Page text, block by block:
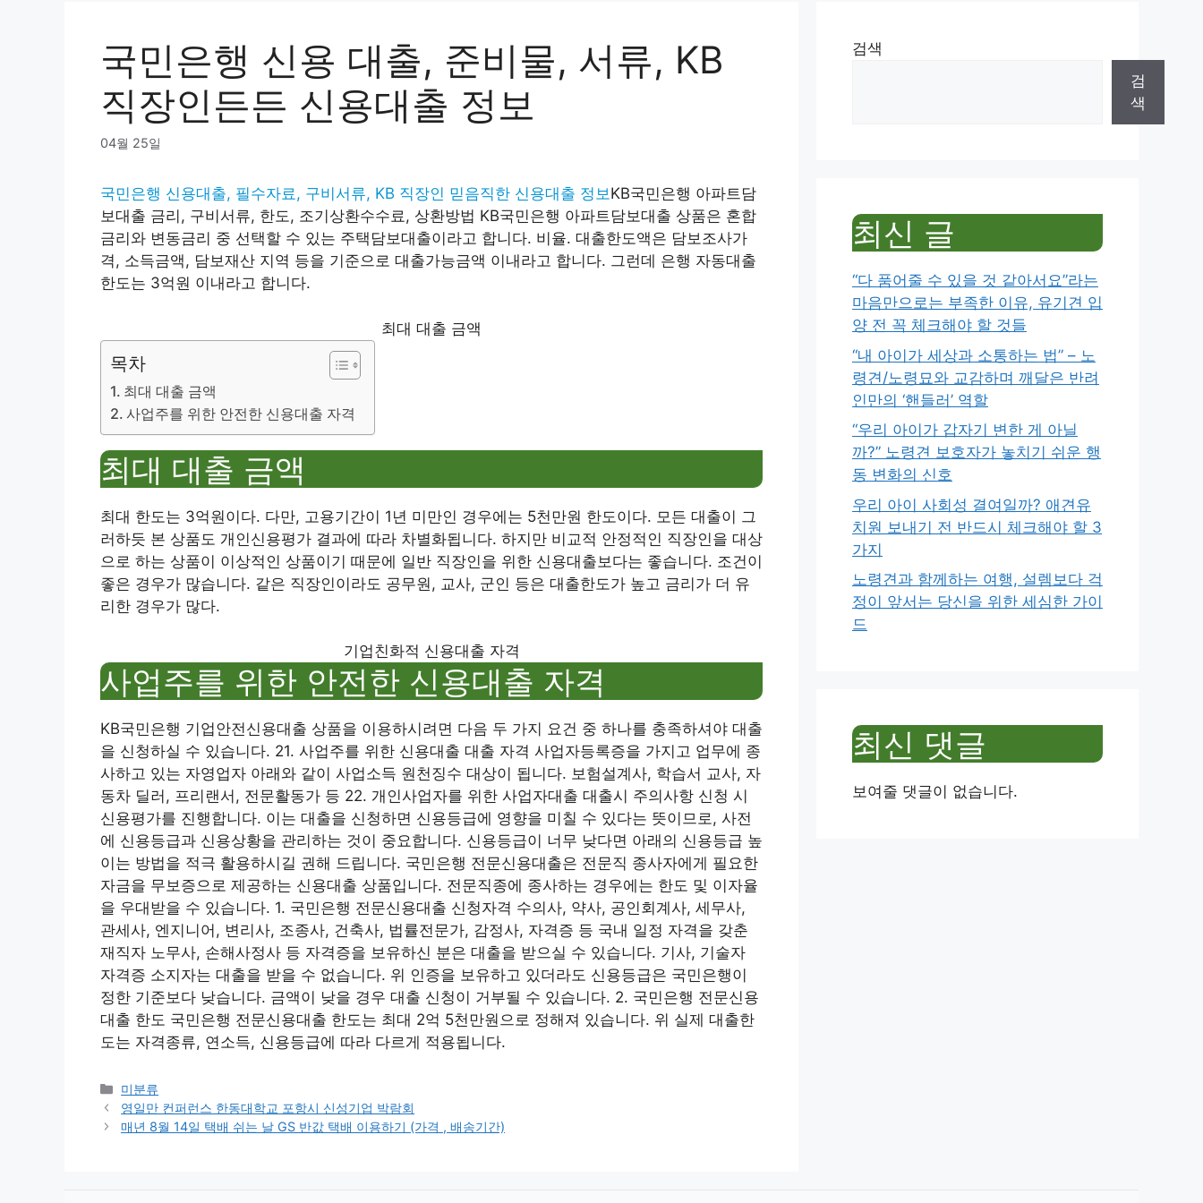
국민은행 신용 대출, 준비물, 서류, KB
직장인든든 신용대출 정보
04월 25일
국민은행 신용대출, 필수자료, 구비서류, KB 직장인 믿음직한 신용대출 정보KB국민은행 아파트담
보대출 금리, 구비서류, 한도, 조기상환수수료, 상환방법 KB국민은행 아파트담보대출 상품은 혼합
금리와 변동금리 중 선택할 수 있는 주택담보대출이라고 합니다. 비율. 대출한도액은 담보조사가
격, 소득금액, 담보재산 지역 등을 기준으로 대출가능금액 이내라고 합니다. 그런데 은행 자동대출
한도는 3억원 이내라고 합니다.
최대 대출 금액
목차
최대 대출 금액
사업주를 위한 안전한 신용대출 자격
최대 대출 금액
최대 한도는 3억원이다. 다만, 고용기간이 1년 미만인 경우에는 5천만원 한도이다. 모든 대출이 그
러하듯 본 상품도 개인신용평가 결과에 따라 차별화됩니다. 하지만 비교적 안정적인 직장인을 대상
으로 하는 상품이 이상적인 상품이기 때문에 일반 직장인을 위한 신용대출보다는 좋습니다. 조건이
좋은 경우가 많습니다. 같은 직장인이라도 공무원, 교사, 군인 등은 대출한도가 높고 금리가 더 유
리한 경우가 많다.
기업친화적 신용대출 자격
사업주를 위한 안전한 신용대출 자격
KB국민은행 기업안전신용대출 상품을 이용하시려면 다음 두 가지 요건 중 하나를 충족하셔야 대출
을 신청하실 수 있습니다. 21. 사업주를 위한 신용대출 대출 자격 사업자등록증을 가지고 업무에 종
사하고 있는 자영업자 아래와 같이 사업소득 원천징수 대상이 됩니다. 보험설계사, 학습서 교사, 자
동차 딜러, 프리랜서, 전문활동가 등 22. 개인사업자를 위한 사업자대출 대출시 주의사항 신청 시
신용평가를 진행합니다. 이는 대출을 신청하면 신용등급에 영향을 미칠 수 있다는 뜻이므로, 사전
에 신용등급과 신용상황을 관리하는 것이 중요합니다. 신용등급이 너무 낮다면 아래의 신용등급 높
이는 방법을 적극 활용하시길 권해 드립니다. 국민은행 전문신용대출은 전문직 종사자에게 필요한
자금을 무보증으로 제공하는 신용대출 상품입니다. 전문직종에 종사하는 경우에는 한도 및 이자율
을 우대받을 수 있습니다. 1. 국민은행 전문신용대출 신청자격 수의사, 약사, 공인회계사, 세무사,
관세사, 엔지니어, 변리사, 조종사, 건축사, 법률전문가, 감정사, 자격증 등 국내 일정 자격을 갖춘
재직자 노무사, 손해사정사 등 자격증을 보유하신 분은 대출을 받으실 수 있습니다. 기사, 기술자
자격증 소지자는 대출을 받을 수 없습니다. 위 인증을 보유하고 있더라도 신용등급은 국민은행이
정한 기준보다 낮습니다. 금액이 낮을 경우 대출 신청이 거부될 수 있습니다. 2. 국민은행 전문신용
대출 한도 국민은행 전문신용대출 한도는 최대 2억 5천만원으로 정해져 있습니다. 위 실제 대출한
도는 자격종류, 연소득, 신용등급에 따라 다르게 적용됩니다.
Categories
미분류
영일만 컨퍼런스 한동대학교 포항시 신성기업 박람회
매년 8월 14일 택배 쉬는 날 GS 반값 택배 이용하기 (가격 , 배송기간)
검색
검
색
최신 글
“다 품어줄 수 있을 것 같아서요”라는
마음만으로는 부족한 이유, 유기견 입
양 전 꼭 체크해야 할 것들
“내 아이가 세상과 소통하는 법” – 노
령견/노령묘와 교감하며 깨달은 반려
인만의 ‘핸들러’ 역할
“우리 아이가 갑자기 변한 게 아닐
까?” 노령견 보호자가 놓치기 쉬운 행
동 변화의 신호
우리 아이 사회성 결여일까? 애견유
치원 보내기 전 반드시 체크해야 할 3
가지
노령견과 함께하는 여행, 설렘보다 걱
정이 앞서는 당신을 위한 세심한 가이
드
최신 댓글
보여줄 댓글이 없습니다.